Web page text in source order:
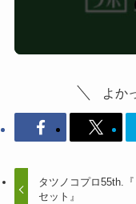
よか
タツノコプロ55th.
セット』